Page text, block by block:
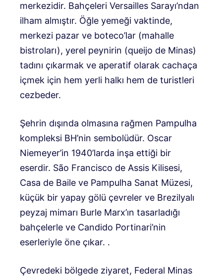
merkezidir. Bahçeleri Versailles Sarayı’ndan
ilham almıştır. Öğle yemeği vaktinde,
merkezi pazar ve boteco’lar (mahalle
bistroları), yerel peynirin (queijo de Minas)
tadını çıkarmak ve aperatif olarak cachaça
içmek için hem yerli halkı hem de turistleri
cezbeder.
Şehrin dışında olmasına rağmen Pampulha
kompleksi BH’nin sembolüdür. Oscar
Niemeyer’in 1940’larda inşa ettiği bir
eserdir. São Francisco de Assis Kilisesi,
Casa de Baile ve Pampulha Sanat Müzesi,
küçük bir yapay gölü çevreler ve Brezilyalı
peyzaj mimarı Burle Marx’ın tasarladığı
bahçelerle ve Candido Portinari’nin
eserleriyle öne çıkar. .
Çevredeki bölgede ziyaret, Federal Minas